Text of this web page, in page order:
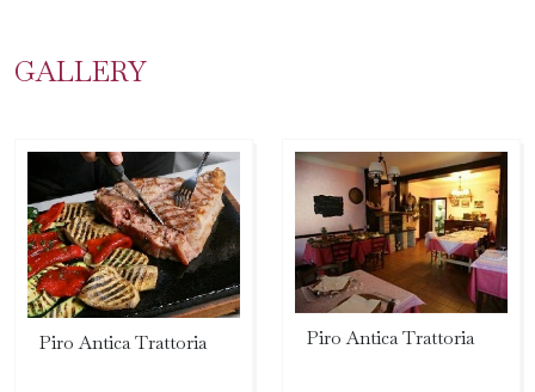
GALLERY
Piro Antica Trattoria Piro Antica Trattoria